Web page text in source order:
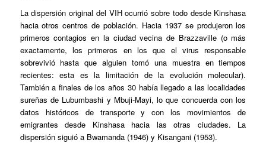
La dispersión original del VIH ocurrió sobre todo desde Kinshasa
hacia otros centros de población. Hacia 1937 se produjeron los
primeros contagios en la ciudad vecina de Brazzaville (o más
exactamente, los primeros en los que el virus responsable
sobrevivió hasta que alguien tomó una muestra en tiempos
recientes: esta es la limitación de la evolución molecular).
También a finales de los años 30 había llegado a las localidades
sureñas de Lubumbashi y Mbuji-Mayi, lo que concuerda con los
datos históricos de transporte y con los movimientos de
emigrantes desde Kinshasa hacia las otras ciudades. La
dispersión siguió a Bwamanda (1946) y Kisangani (1953).